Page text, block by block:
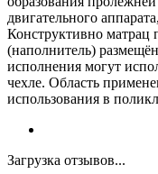
двигательного
Конструктивно матрац
(наполнитель)
исполнения могут
чехле. Область
использования в
Загрузка отзывов...